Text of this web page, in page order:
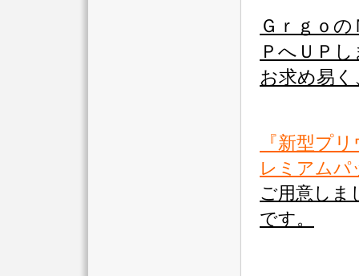
Ｇｒｇｏ
ＰへＵＰ
お求め易
『新型プ
レミアムパ
ご用意し
です。